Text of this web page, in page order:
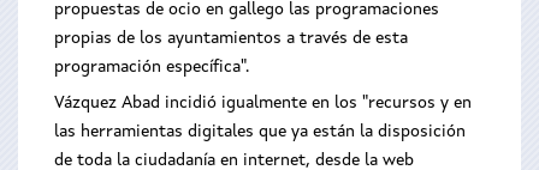
propuestas de ocio en gallego las programaciones
propias de los ayuntamientos a través de esta
programación específica".
Vázquez Abad incidió igualmente en los "recursos y en
las herramientas digitales que ya están la disposición
de toda la ciudadanía en internet, desde la web